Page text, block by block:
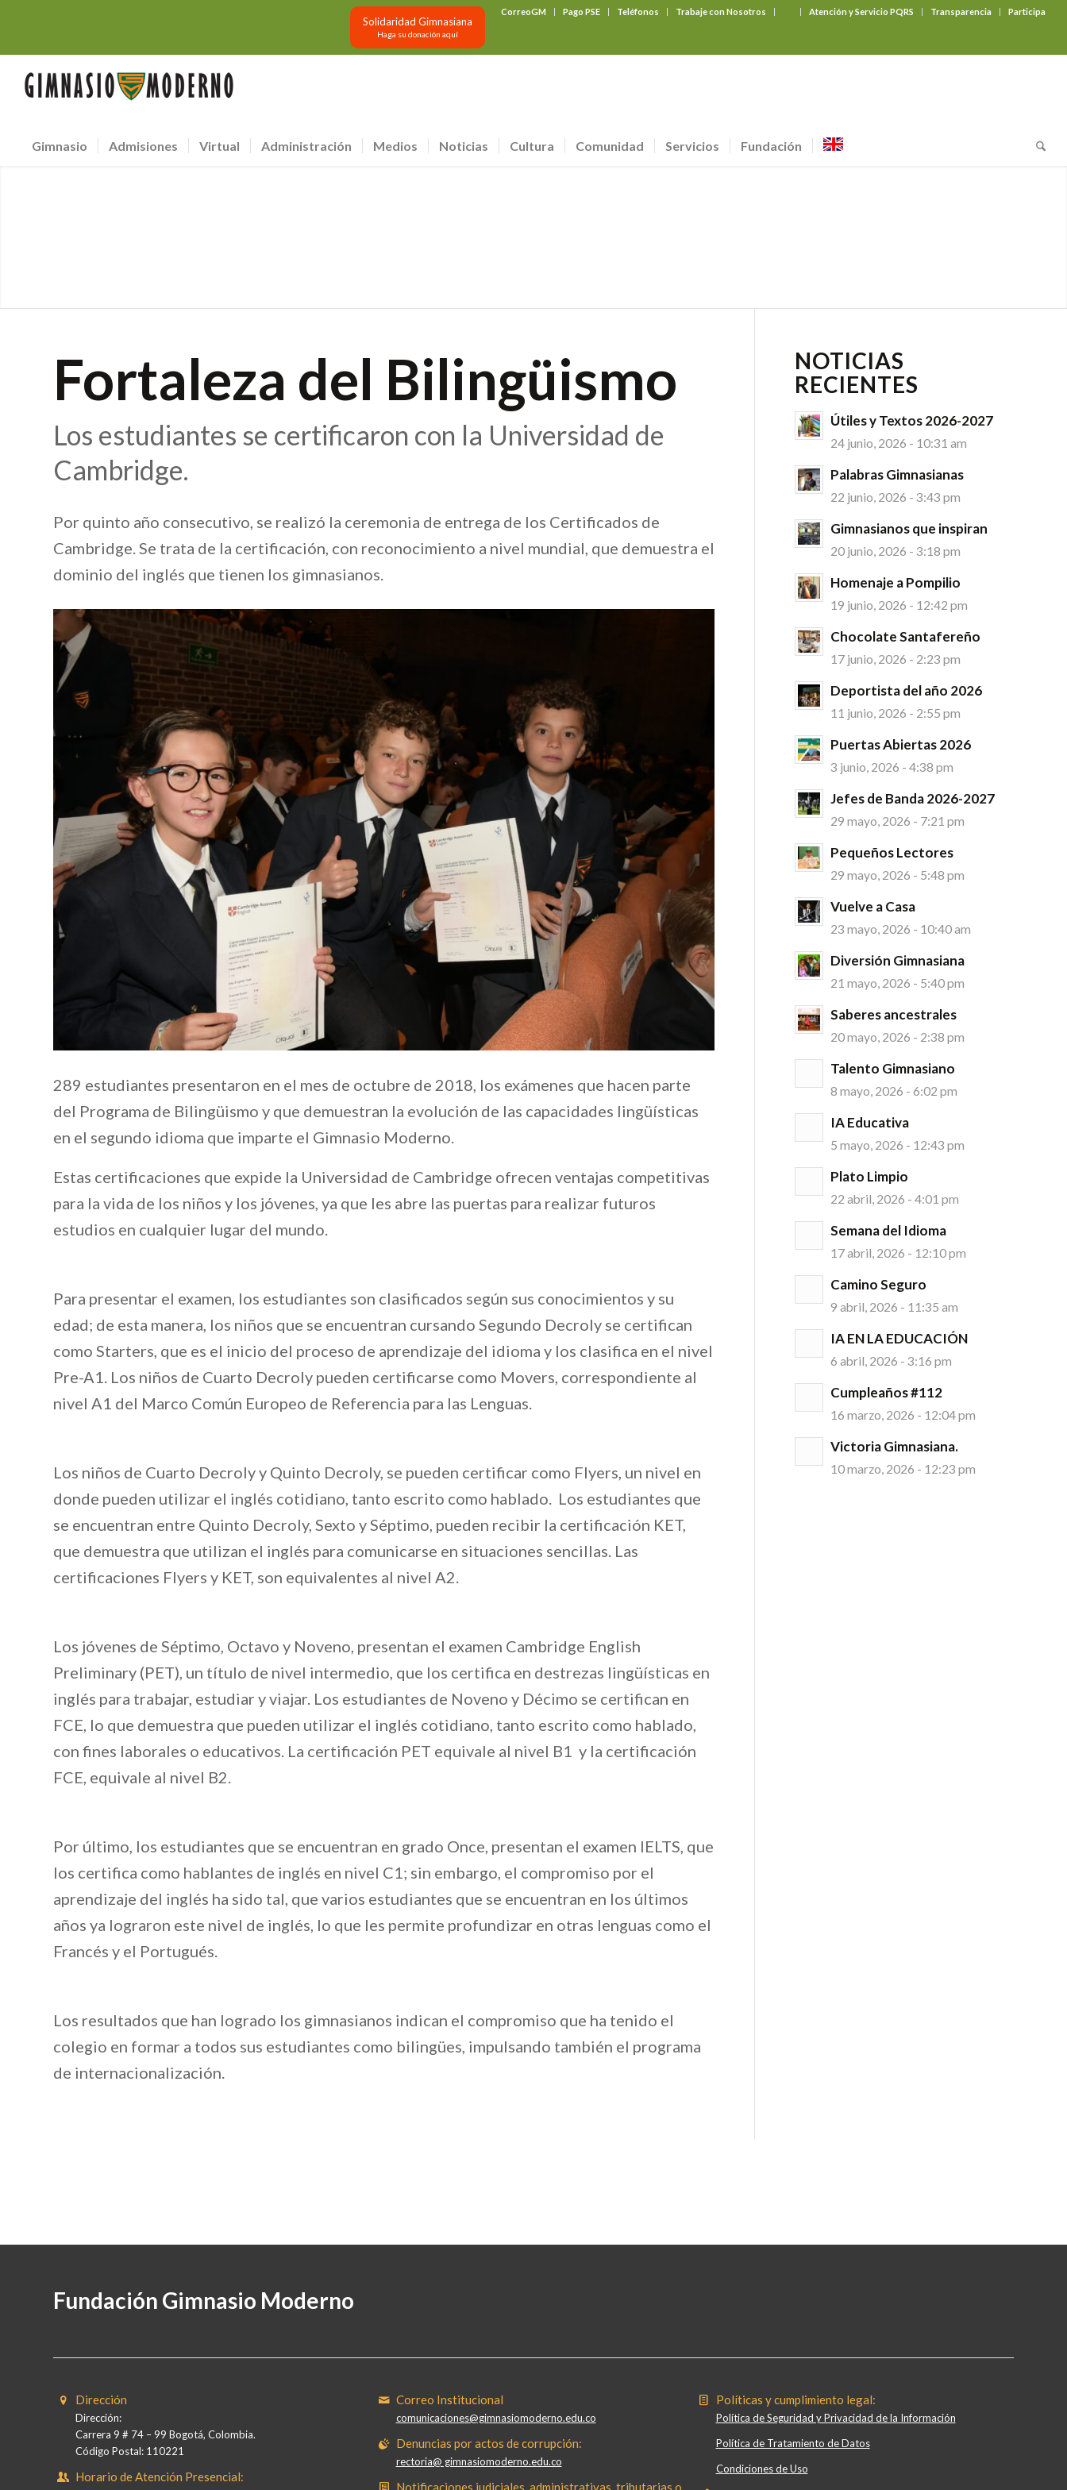
CorreoGM Pago PSE Teléfonos Trabaje con Nosotros Atención y Servicio PQRS Transparencia Participa
Solidaridad Gimnasiana
Haga su donación aquí
Gimnasio Admisiones Virtual Administración Medios Noticias Cultura Comunidad Servicios Fundación
Fortaleza del Bilingüismo
Los estudiantes se certificaron con la Universidad de
Cambridge.
Por quinto año consecutivo, se realizó la ceremonia de entrega de los Certificados de
Cambridge. Se trata de la certificación, con reconocimiento a nivel mundial, que demuestra el
dominio del inglés que tienen los gimnasianos.
289 estudiantes presentaron en el mes de octubre de 2018, los exámenes que hacen parte
del Programa de Bilingüismo y que demuestran la evolución de las capacidades lingüísticas
en el segundo idioma que imparte el Gimnasio Moderno.
Estas certificaciones que expide la Universidad de Cambridge ofrecen ventajas competitivas
para la vida de los niños y los jóvenes, ya que les abre las puertas para realizar futuros
estudios en cualquier lugar del mundo.
Para presentar el examen, los estudiantes son clasificados según sus conocimientos y su
edad; de esta manera, los niños que se encuentran cursando Segundo Decroly se certifican
como Starters, que es el inicio del proceso de aprendizaje del idioma y los clasifica en el nivel
Pre-A1. Los niños de Cuarto Decroly pueden certificarse como Movers, correspondiente al
nivel A1 del Marco Común Europeo de Referencia para las Lenguas.
Los niños de Cuarto Decroly y Quinto Decroly, se pueden certificar como Flyers, un nivel en
donde pueden utilizar el inglés cotidiano, tanto escrito como hablado. Los estudiantes que
se encuentran entre Quinto Decroly, Sexto y Séptimo, pueden recibir la certificación KET,
que demuestra que utilizan el inglés para comunicarse en situaciones sencillas. Las
certificaciones Flyers y KET, son equivalentes al nivel A2.
Los jóvenes de Séptimo, Octavo y Noveno, presentan el examen Cambridge English
Preliminary (PET), un título de nivel intermedio, que los certifica en destrezas lingüísticas en
inglés para trabajar, estudiar y viajar. Los estudiantes de Noveno y Décimo se certifican en
FCE, lo que demuestra que pueden utilizar el inglés cotidiano, tanto escrito como hablado,
con fines laborales o educativos. La certificación PET equivale al nivel B1 y la certificación
FCE, equivale al nivel B2.
Por último, los estudiantes que se encuentran en grado Once, presentan el examen IELTS, que
los certifica como hablantes de inglés en nivel C1; sin embargo, el compromiso por el
aprendizaje del inglés ha sido tal, que varios estudiantes que se encuentran en los últimos
años ya lograron este nivel de inglés, lo que les permite profundizar en otras lenguas como el
Francés y el Portugués.
Los resultados que han logrado los gimnasianos indican el compromiso que ha tenido el
colegio en formar a todos sus estudiantes como bilingües, impulsando también el programa
de internacionalización.
NOTICIAS
RECIENTES
Útiles y Textos 2026-2027
24 junio, 2026 - 10:31 am
Palabras Gimnasianas
22 junio, 2026 - 3:43 pm
Gimnasianos que inspiran
20 junio, 2026 - 3:18 pm
Homenaje a Pompilio
19 junio, 2026 - 12:42 pm
Chocolate Santafereño
17 junio, 2026 - 2:23 pm
Deportista del año 2026
11 junio, 2026 - 2:55 pm
Puertas Abiertas 2026
3 junio, 2026 - 4:38 pm
Jefes de Banda 2026-2027
29 mayo, 2026 - 7:21 pm
Pequeños Lectores
29 mayo, 2026 - 5:48 pm
Vuelve a Casa
23 mayo, 2026 - 10:40 am
Diversión Gimnasiana
21 mayo, 2026 - 5:40 pm
Saberes ancestrales
20 mayo, 2026 - 2:38 pm
Talento Gimnasiano
8 mayo, 2026 - 6:02 pm
IA Educativa
5 mayo, 2026 - 12:43 pm
Plato Limpio
22 abril, 2026 - 4:01 pm
Semana del Idioma
17 abril, 2026 - 12:10 pm
Camino Seguro
9 abril, 2026 - 11:35 am
IA EN LA EDUCACIÓN
6 abril, 2026 - 3:16 pm
Cumpleaños #112
16 marzo, 2026 - 12:04 pm
Victoria Gimnasiana.
10 marzo, 2026 - 12:23 pm
Fundación Gimnasio Moderno
Dirección
Dirección:
Carrera 9 # 74 – 99 Bogotá, Colombia.
Código Postal: 110221
Horario de Atención Presencial:
Correo Institucional
comunicaciones@gimnasiomoderno.edu.co
Denuncias por actos de corrupción:
rectoria@ gimnasiomoderno.edu.co
Notificaciones judiciales, administrativas, tributarias o
Políticas y cumplimiento legal:
Política de Seguridad y Privacidad de la Información
Política de Tratamiento de Datos
Condiciones de Uso